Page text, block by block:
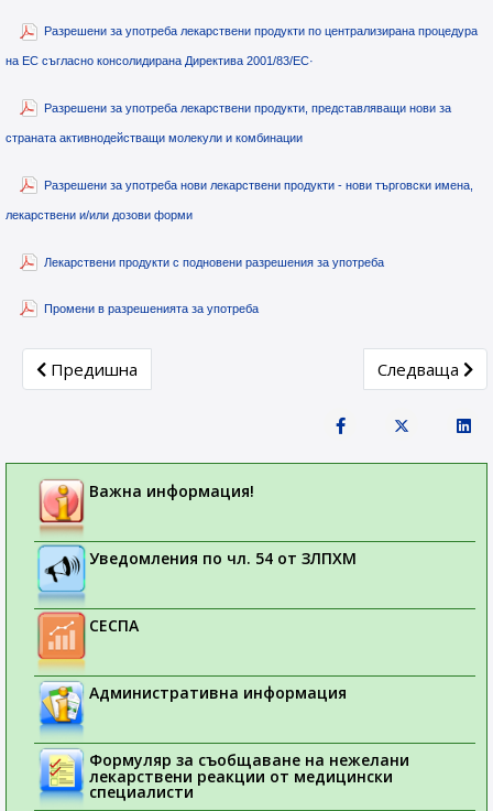
Разрешени за употреба лекарствени продукти по централизирана процедура
на ЕС съгласно консолидирана Директива 2001/83/ЕС·
Разрешени за употреба лекарствени продукти, представляващи нови за
страната активнодействащи молекули и комбинации
Разрешени за употреба нови лекарствени продукти - нови търговски имена,
лекарствени и/или дозови форми
Лекарствени продукти с подновени разрешения за употреба
Промени в разрешенията за употреба
Previous article: Лекарствени продукти получили
Предишна Next article:
Следваща
Важна информация!
Уведомления по чл. 54 от ЗЛПХМ
СЕСПА
Административна информация
Формуляр за съобщаване на нежелани
лекарствени реакции от медицински
специалисти